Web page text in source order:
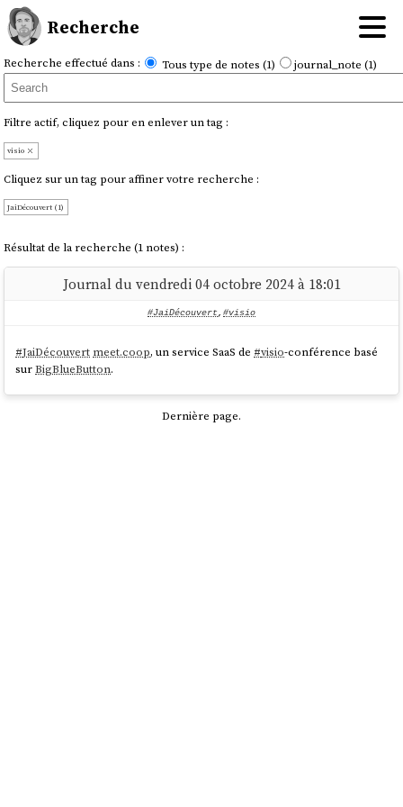
Recherche
Recherche effectué dans : Tous type de notes (1) journal_note (1)
Filtre actif, cliquez pour en enlever un tag :
visio
Cliquez sur un tag pour affiner votre recherche :
JaiDécouvert (1)
Résultat de la recherche (1 notes) :
Journal du vendredi 04 octobre 2024 à 18:01
#JaiDécouvert, #visio
#JaiDécouvert meet.coop, un service SaaS de #visio-conférence basé
surBigBlueButton.
Dernière page.